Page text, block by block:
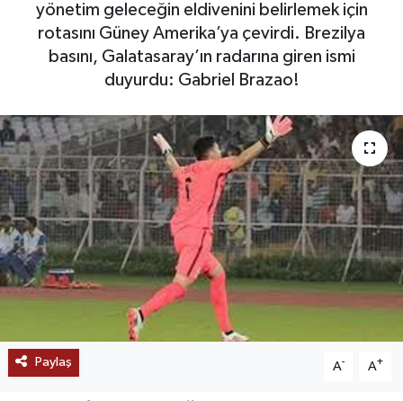
yönetim geleceğin eldivenini belirlemek için
rotasını Güney Amerika’ya çevirdi. Brezilya
basını, Galatasaray’ın radarına giren ismi
duyurdu: Gabriel Brazao!
Paylaş A- A+
GÜNDEM
MAGAZİN
EĞİTİM
BÖLGE
KEŞFET
POPÜLER
TREND
Son Dakika Haberleri
Haber Arşivi